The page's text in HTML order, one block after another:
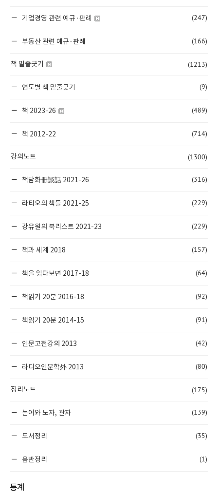
기업경영 관련 예규·판례 (247)
부동산 관련 예규·판례 (166)
책 밑줄긋기 (1213)
연도별 책 밑줄긋기 (9)
책 2023-26 (489)
책 2012-22 (714)
강의노트 (1300)
책담화冊談話 2021-26 (316)
라티오의 책들 2021-25 (229)
강유원의 북리스트 2021-23 (229)
책과 세계 2018 (157)
책을 읽다보면 2017-18 (64)
책읽기 20분 2016-18 (92)
책읽기 20분 2014-15 (91)
인문고전강의 2013 (42)
라디오인문학外 2013 (80)
정리노트 (175)
논어와 노자, 관자 (139)
도서정리 (35)
음반정리 (1)
통계